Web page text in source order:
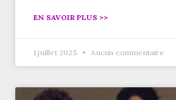
EN SAVOIR PLUS >>
1 juillet 2025 Aucun commentaire